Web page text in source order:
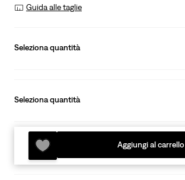
Guida alle taglie
Seleziona quantità
Seleziona quantità
Aggiungi al carrello